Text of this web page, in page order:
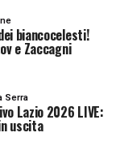
biancocelesti!
e Zaccagni
Serra
Lazio 2026 LIVE:
uscita